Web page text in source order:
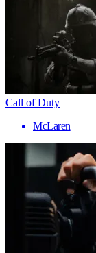
Call of Duty
McLaren